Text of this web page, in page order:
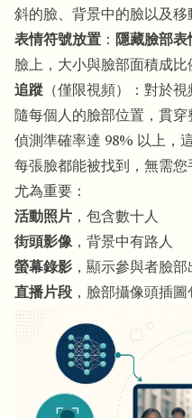
斜的臉、背景中的臉以及移
表情符號放置 ： 隱藏臉部表
臉上，大小與臉部面積成比
追蹤 （僅限視頻）：對於
隨每個人的臉部位置，貫穿
偵測準確率達 98% 以上，
每張臉都能被找到，無需
尤為重要：
活動照片 ，包含數十人
街頭影像，背景中有路人
螢幕錄影 ，顯示參與者臉
直播片段 ，臉部攝像頭插